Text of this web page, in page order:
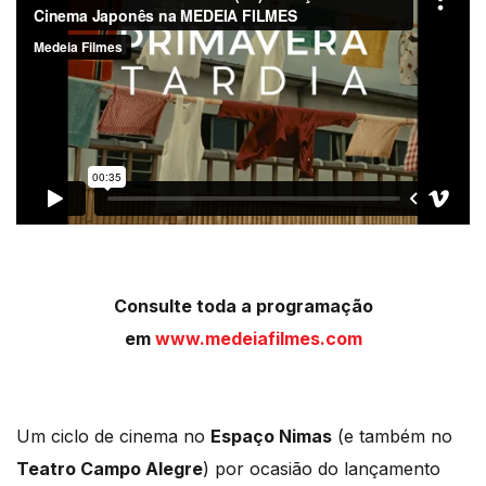
Consulte toda a programação
em www.medeiafilmes.com
Um ciclo de cinema no Espaço Nimas (e também no
Teatro Campo Alegre) por ocasião do lançamento